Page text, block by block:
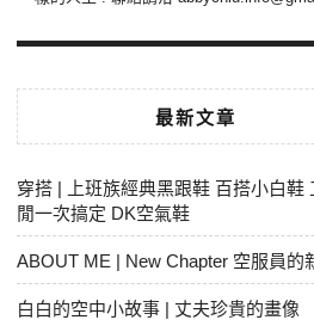
最新文章
穿搭 | 上班族經典黑跟鞋 百搭小白鞋
閒一次搞定 DK空氣鞋
ABOUT ME | New Chapter 空服員的
白白的空中小故事 | 丈夫珍貴的畫像